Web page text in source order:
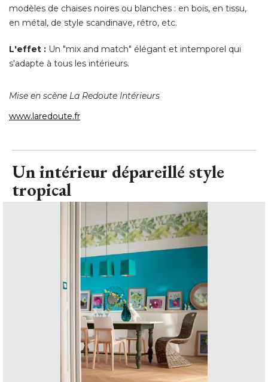
modèles de chaises noires ou blanches : en bois, en tissu,
en métal, de style scandinave, rétro, etc.
L'effet : Un "mix and match" élégant et intemporel qui
s'adapte à tous les intérieurs.
Mise en scène La Redoute Intérieurs
www.laredoute.fr
Un intérieur dépareillé style
tropical